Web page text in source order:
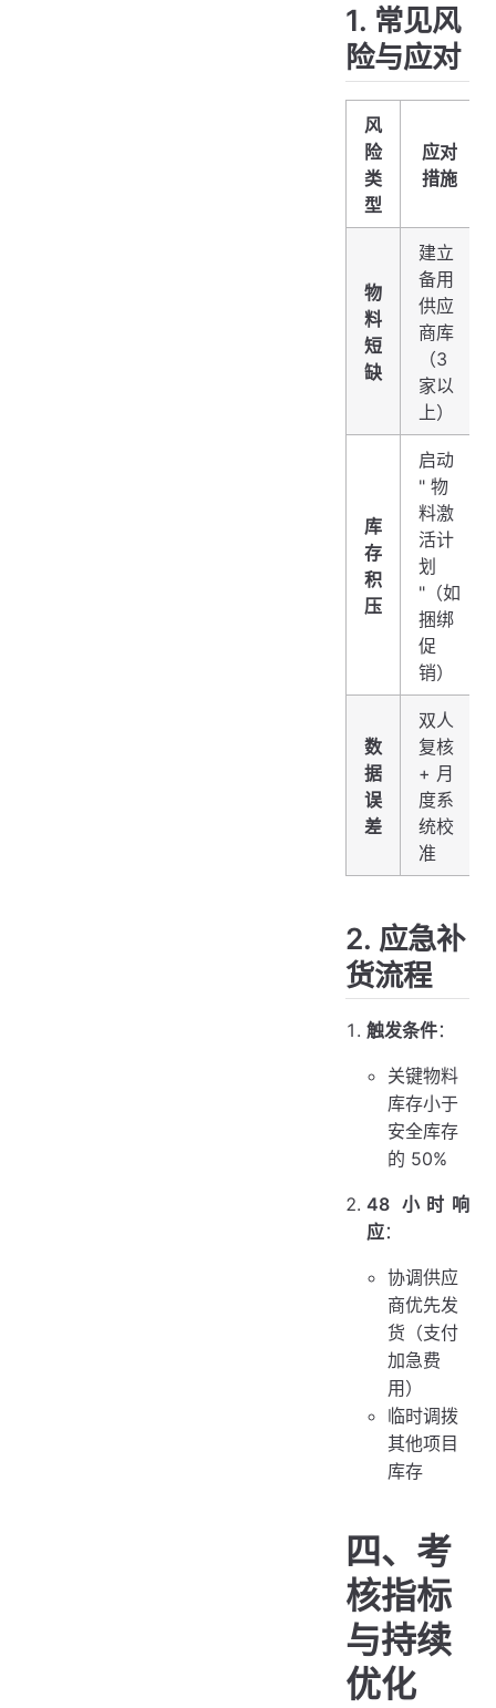
1. 常见风
险与应对
风
险
类
型
应对
措施
物
料
短
缺
建立
备用
供应
商库
（3
家以
上）
库
存
积
压
启动
" 物
料激
活计
划
"（如
捆绑
促
销）
数
据
误
差
双人
复核
+ 月
度系
统校
准
2. 应急补
货流程
触发条件：
关键物料
库存小于
安全库存
的 50%
48 小时响
应：
协调供应
商优先发
货（支付
加急费
用）
临时调拨
其他项目
库存
四、考
核指标
与持续
优化